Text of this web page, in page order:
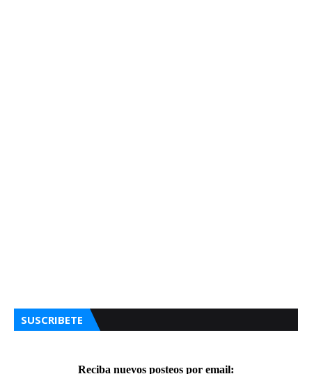
SUSCRIBETE
Reciba nuevos posteos por email: